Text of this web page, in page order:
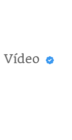
Vídeo